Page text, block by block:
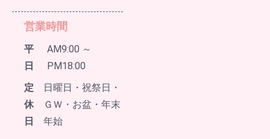
営業時間
平
日
AM9:00 ～
PM18:00
定
休
日
日曜日・祝祭日・
ＧＷ・お盆・年末
年始